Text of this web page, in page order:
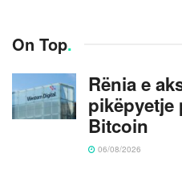
On Top.
Rënia e
pikëpyetje
Bitcoin
06/08/2026